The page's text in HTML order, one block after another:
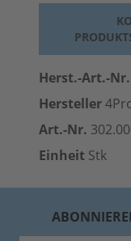
Herst.-Art.-Nr.
Hersteller
Art.-Nr.
Einheit Stk